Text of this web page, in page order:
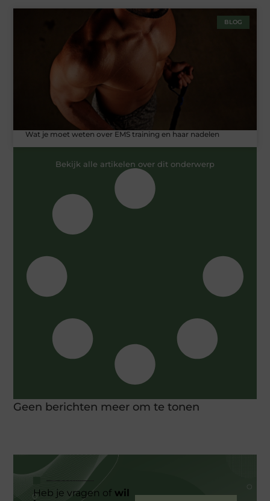
BLOG
Wat je moet weten over EMS training en haar nadelen
Bekijk alle artikelen over dit onderwerp
Geen berichten meer om te tonen
Heb je vragen ofwil